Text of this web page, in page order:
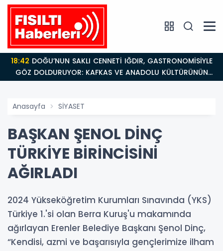
18:42
GÖZ DOLDURUYOR: KAFKAS VE ANADOLU KÜLTÜRÜNÜN
BULUŞMA NOKTASI
Anasayfa SİYASET
BAŞKAN ŞENOL DİNÇ
TÜRKİYE BİRİNCİSİNİ
AĞIRLADI
2024 Yükseköğretim Kurumları Sınavında (YKS)
Türkiye 1.'si olan Berra Kuruş'u makamında
ağırlayan Erenler Belediye Başkanı Şenol Dinç,
“Kendisi, azmi ve başarısıyla gençlerimize ilham